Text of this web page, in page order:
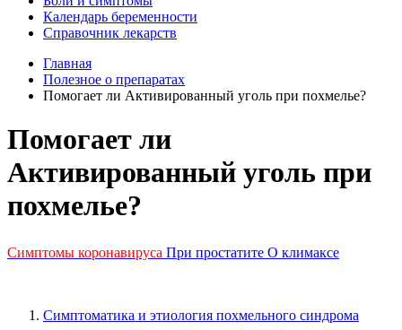
Календарь беременности
Справочник лекарств
Главная
Полезное о препаратах
Помогает ли Активированный уголь при похмелье?
Помогает ли
Активированный уголь при
похмелье?
Симптомы коронавируса При простатите О климаксе
Симптоматика и этиология похмельного синдрома